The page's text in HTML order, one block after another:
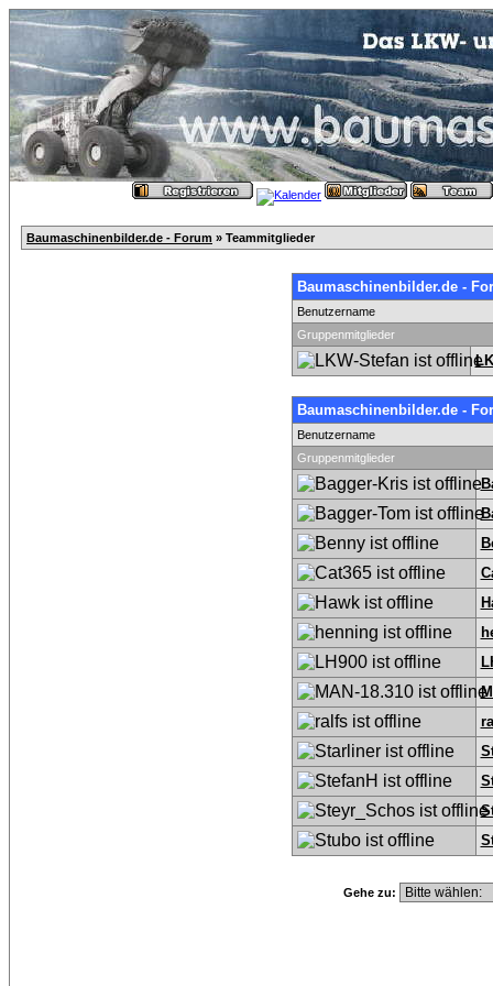
Baumaschinenbilder.de - Forum » Teammitglieder
Baumaschinenbilder.de -
Benutzername
Gruppenmitglieder
Baumaschinenbilder.de -
Benutzername
Gruppenmitglieder
Gehe zu: